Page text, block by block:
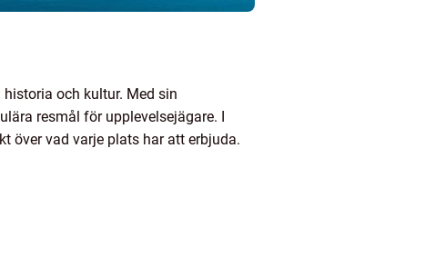
och kultur. Med sin
resmål för upplevelsejägare. I
över vad varje plats har att erbjuda.